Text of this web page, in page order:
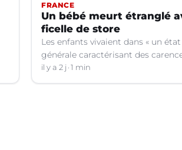
FRANCE
Un bébé meurt étranglé
ficelle de store
Les enfants vivaient dans « un
générale caractérisant des
indique le parquet.
il y a 2 j 1 min